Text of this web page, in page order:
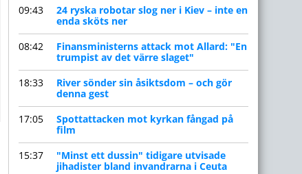
09:43
24 ryska robotar slog ner i Kiev – inte en
enda sköts ner
08:42
Finansministerns attack mot Allard: "En
trumpist av det värre slaget"
18:33
River sönder sin åsiktsdom – och gör
denna gest
17:05
Spottattacken mot kyrkan fångad på
film
15:37
"Minst ett dussin" tidigare utvisade
jihadister bland invandrarna i Ceuta